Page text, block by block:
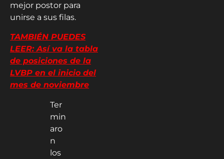
mejor postor para
unirse a sus filas.
TAMBIÉN PUEDES
LEER: Así va la tabla
de posiciones de la
LVBP en el inicio del
mes de noviembre
Ter
min
aro
n
los